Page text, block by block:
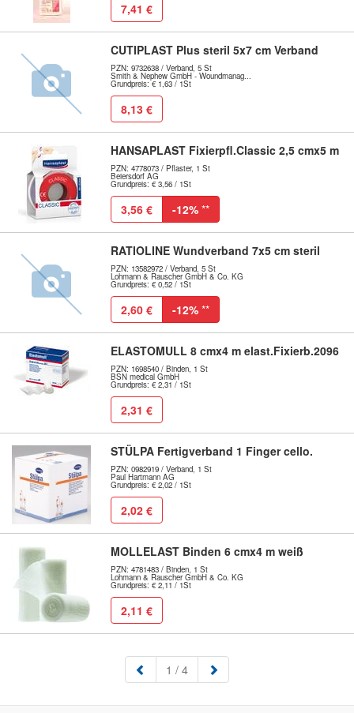
7,41 €
CUTIPLAST Plus steril 5x7 cm Verband
PZN: 9732638 / Verband, 5 St
Smith & Nephew GmbH - Woundmanag...
Grundpreis: € 1,63 / 1St
8,13 €
HANSAPLAST Fixierpfl.Classic 2,5 cmx5 m
PZN: 4778073 / Pflaster, 1 St
Beiersdorf AG
Grundpreis: € 3,56 / 1St
3,56 € -12% **
RATIOLINE Wundverband 7x5 cm steril
PZN: 13582972 / Verband, 5 St
Lohmann & Rauscher GmbH & Co. KG
Grundpreis: € 0,52 / 1St
2,60 € -12% **
ELASTOMULL 8 cmx4 m elast.Fixierb.2096
PZN: 1698540 / Binden, 1 St
BSN medical GmbH
Grundpreis: € 2,31 / 1St
2,31 €
STÜLPA Fertigverband 1 Finger cello.
PZN: 0982919 / Verband, 1 St
Paul Hartmann AG
Grundpreis: € 2,02 / 1St
2,02 €
MOLLELAST Binden 6 cmx4 m weiß
PZN: 4781483 / Binden, 1 St
Lohmann & Rauscher GmbH & Co. KG
Grundpreis: € 2,11 / 1St
2,11 €
1 (aktuell)
/ 4